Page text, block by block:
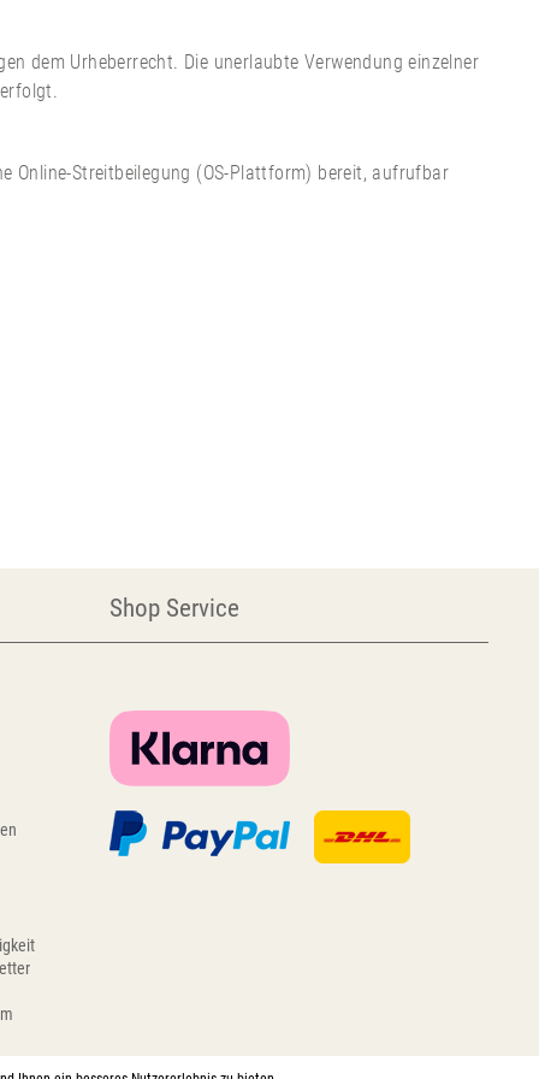
dem Urheberrecht. Die unerlaubte Verwendung einzelner
Online-Streitbeilegung (OS-Plattform) bereit, aufrufbar
Shop Service